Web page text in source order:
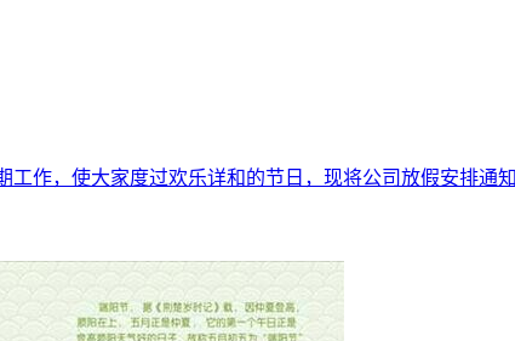
作，使大家度过欢乐详和的节日，现将公司放假安排通